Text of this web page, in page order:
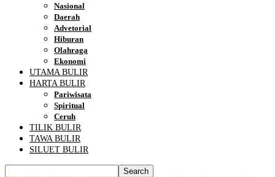
Nasional
Daerah
Advetorial
Hiburan
Olahraga
Ekonomi
UTAMA BULIR
HARTA BULIR
Pariwisata
Spiritual
Ceruh
TILIK BULIR
TAWA BULIR
SILUET BULIR